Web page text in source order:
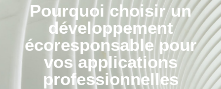
Pourquoi choisir un
développement
écoresponsable pour
vos applications
professionnelles